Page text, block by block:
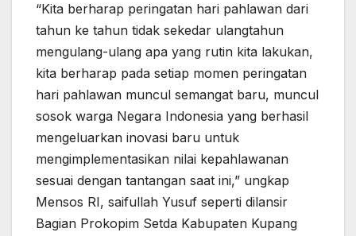
“Kita berharap peringatan hari pahlawan dari
tahun ke tahun tidak sekedar ulangtahun
mengulang-ulang apa yang rutin kita lakukan,
kita berharap pada setiap momen peringatan
hari pahlawan muncul semangat baru, muncul
sosok warga Negara Indonesia yang berhasil
mengeluarkan inovasi baru untuk
mengimplementasikan nilai kepahlawanan
sesuai dengan tantangan saat ini,” ungkap
Mensos RI, saifullah Yusuf seperti dilansir
Bagian Prokopim Setda Kabupaten Kupang